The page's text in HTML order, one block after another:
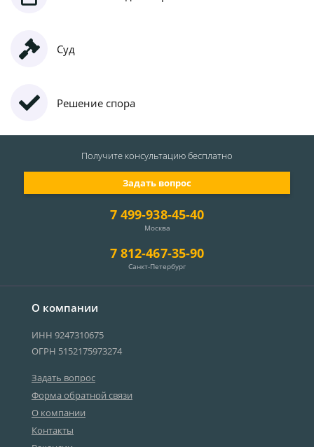
Суд
Решение спора
О компании
ИНН 9247310675
ОГРН 5152175973274
Задать вопрос
Форма обратной связи
О компании
Контакты
7 499-938-45-40
Москва
7 812-467-35-90
Санкт-Петербург
Задать вопрос
Получите консультациюбесплатно